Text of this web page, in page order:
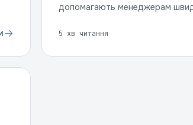
допомагають менеджерам
5 хв читання